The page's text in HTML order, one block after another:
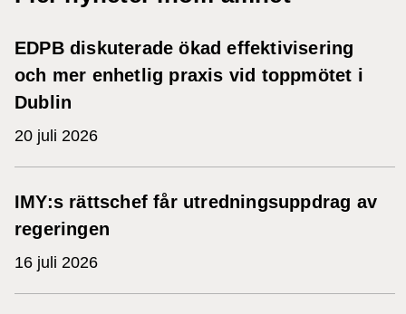
EDPB diskuterade ökad effektivisering
och mer enhetlig praxis vid toppmötet i
Dublin
20 juli 2026
IMY:s rättschef får utredningsuppdrag av
regeringen
16 juli 2026